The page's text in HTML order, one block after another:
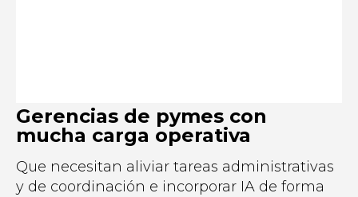
Gerencias de pymes con
mucha carga operativa
Que necesitan aliviar tareas administrativas
y de coordinación e incorporar IA de forma